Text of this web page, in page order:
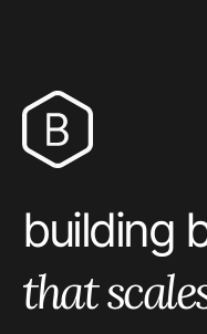
building
that